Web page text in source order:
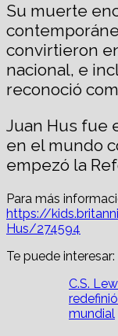
Su muerte
convirtieron
nacional, e
reconoció
Juan Hus fue
en el mundo
empezó la
Para más
https://
Hus/274594
Te puede interesar:
C.S.
mundial